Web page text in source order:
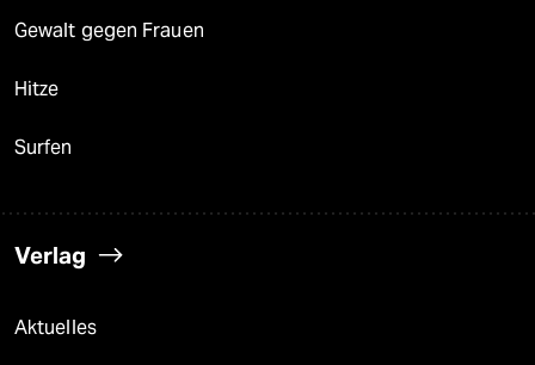
Gewalt gegen Frauen
Hitze
Surfen
Verlag
Aktuelles